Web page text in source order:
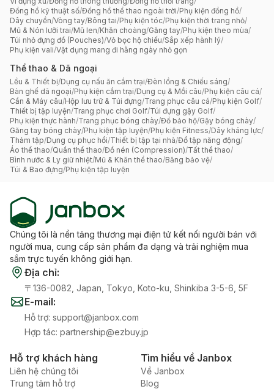
Đồng hồ kỹ thuật số/Đồng hồ thể thao ngoài trời/Phụ kiện đồng hồ/
Dây chuyền/Vòng tay/Bông tai/Phụ kiện tóc/Phụ kiện thời trang nhỏ/
Mũ & Nón lưỡi trai/Mũ len/Khăn choàng/Găng tay/Phụ kiện theo mùa/
Túi nhỏ đựng đồ (Pouches)/Vỏ bọc hộ chiếu/Sắp xếp hành lý/
Phụ kiện vali/Vật dụng mang đi hằng ngày nhỏ gọn
Thể thao & Dã ngoại
Lều & Thiết bị/Dụng cụ nấu ăn cắm trại/Đèn lồng & Chiếu sáng/
Bàn ghế dã ngoại/Phụ kiện cắm trại/Dụng cụ & Mồi câu/Phụ kiện câu cá/
Cần & Máy câu/Hộp lưu trữ & Túi đựng/Trang phục câu cá/Phụ kiện Golf/
Thiết bị tập luyện/Trang phục chơi Golf/Túi đựng gậy Golf/
Phụ kiện thực hành/Trang phục bóng chày/Đồ bảo hộ/Gậy bóng chày/
Găng tay bóng chày/Phụ kiện tập luyện/Phụ kiện Fitness/Dây kháng lực/
Thảm tập/Dụng cụ phục hồi/Thiết bị tập tại nhà/Đồ tập năng động/
Áo thể thao/Quần thể thao/Đồ nén (Compression)/Tất thể thao/
Bình nước & Ly giữ nhiệt/Mũ & Khăn thể thao/Băng bảo vệ/
Túi & Bao đựng/Phụ kiện tập luyện
Chúng tôi là nền tảng thương mại điện tử kết nối người bán với
người mua, cung cấp sản phẩm đa dạng và trải nghiệm mua
sắm trực tuyến không giới hạn.
Địa chỉ:
〒136-0082, Japan, Tokyo, Koto-ku, Shinkiba 3-5-6, 5F
E-mail:
Hỗ trợ: support@janbox.com
Hợp tác: partnership@ezbuy.jp
Hỗ trợ khách hàng
Liên hệ chúng tôi
Trung tâm hỗ trợ
Tìm hiểu về Janbox
Về Janbox
Blog